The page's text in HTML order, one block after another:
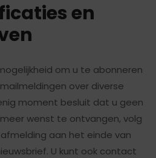
en
om u te abonneren
over diverse
moment besluit dat u geen
wenst te ontvangen, volg
aan het einde van
U kunt ook contact